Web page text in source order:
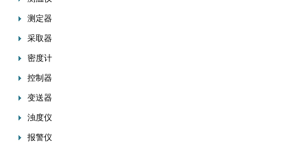
测定器
采取器
密度计
控制器
变送器
浊度仪
报警仪